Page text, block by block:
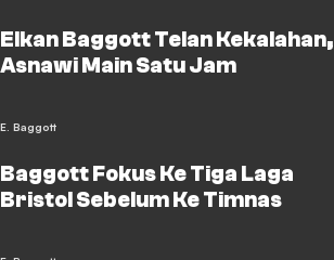
Elkan Baggott Telan Kekalahan,
Asnawi Main Satu Jam
E. Baggott
Baggott Fokus Ke Tiga Laga
Bristol Sebelum Ke Timnas